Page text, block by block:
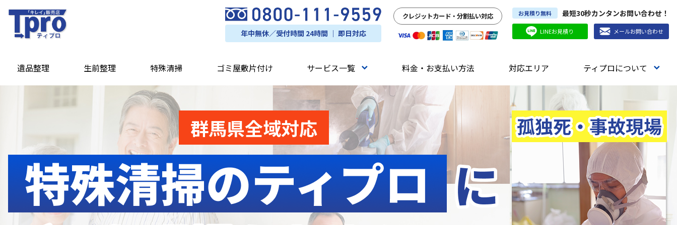
年中無休／受付時間 24時間 ｜ 即日対応
クレジットカード・分割払い対応 お見積り無料 最短30秒カンタンお問い合わせ！
LINEお見積り メールお問い合わせ
遺品整理 生前整理 特殊清掃 ゴミ屋敷片付け サービス一覧 料金・お支払い方法 対応エリア ティプロについて
群馬県全域対応